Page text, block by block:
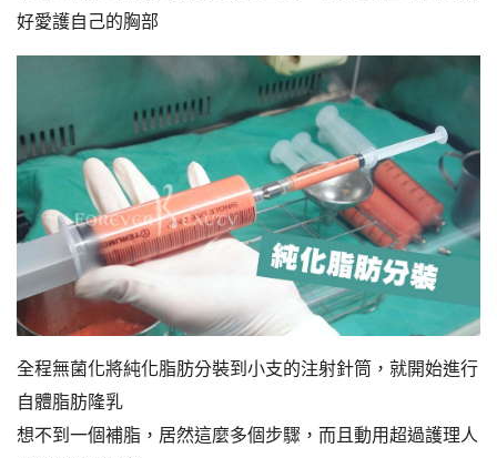
好愛護自己的胸部
全程無菌化將純化脂肪分裝到小支的注射針筒，就開始進行
自體脂肪隆乳
想不到一個補脂，居然這麼多個步驟，而且動用超過護理人